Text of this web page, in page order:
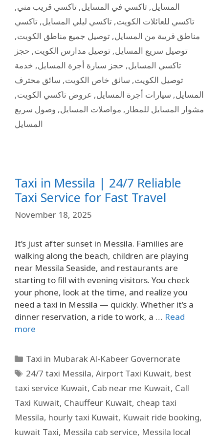
المسايل, تاكسي في المسايل, تاكسي قريب مني,
تاكسي للعائلات الكويت, تاكسي ليلي المسايل, تاكسي
مناطق قريبة من المسايل, توصيل جميع مناطق الكويت,
توصيل سريع المسايل, توصيل مدارس الكويت, حجز
تاكسي المسايل, حجز سيارة أجرة المسايل, خدمة
توصيل الكويت, سائق خاص الكويت, سائق محترف
المسايل, سيارات أجرة المسايل, عروض تاكسي الكويت,
مشوار المسايل للمطار , مواصلات المسايل, وصول سريع
المسايل
Taxi in Messila | 24/7 Reliable
Taxi Service for Fast Travel
November 18, 2025
It’s just after sunset in Messila. Families are
walking along the beach, children are playing
near Messila Seaside, and restaurants are
starting to fill with evening visitors. You check
your phone, look at the time, and realize you
need a taxi in Messila — quickly. Whether it’s a
dinner reservation, a ride to work, a … Read
more
Taxi in Mubarak Al-Kabeer Governorate
24/7 taxi Messila,Airport Taxi Kuwait, best
taxi service Kuwait, Cab near me Kuwait, Call
Taxi Kuwait, Chauffeur Kuwait, cheap taxi
Messila, hourly taxi Kuwait, Kuwait ride booking,
kuwait Taxi, Messila cab service, Messila local